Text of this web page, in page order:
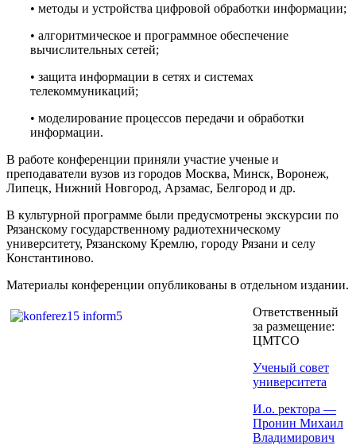
• методы и устройства цифровой обработки информации;
• алгоритмическое и программное обеспечение
вычислительных сетей;
• защита информации в сетях и системах
телекоммуникаций;
• моделирование процессов передачи и обработки
информации.
В работе конференции приняли участие ученые и
преподаватели вузов из городов Москва, Минск, Воронеж,
Липецк, Нижний Новгород, Арзамас, Белгород и др.
В культурной программе были предусмотрены экскурсии по
Рязанскому государственному радиотехническому
университету, Рязанскому Кремлю, городу Рязани и селу
Константиново.
Материалы конференции опубликованы в отдельном издании.
Ответственный
за размещение:
ЦМТСО
Ученый совет
университета
И.о. ректора —
Пронин Михаил
Владимирович